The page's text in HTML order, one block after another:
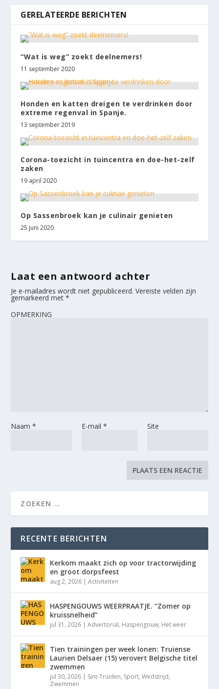
GERELATEERDE BERICHTEN
“Wat is weg” zoekt deelnemers!
11 september 2020
Honden en katten dreigen te verdrinken door
extreme regenval in Spanje.
13 september 2019
Corona-toezicht in tuincentra en doe-het-zelf
zaken
19 april 2020
Op Sassenbroek kan je culinair genieten
25 juni 2020
Laat een antwoord achter
Je e-mailadres wordt niet gepubliceerd. Vereiste velden zijn
gemarkeerd met*
OPMERKING
Naam* E-mail * Site
RECENTE BERICHTEN
Kerkom maakt zich op voor tractorwijding
en groot dorpsfeest
aug 2, 2026 |Activiteiten
HASPENGOUWS WEERPRAATJE. “Zomer op
kruissnelheid”
jul 31, 2026 |Advertorial, Haspengouw, Het weer
Tien trainingen per week lonen: Truiense
Laurien Delsaer (15) verovert Belgische titel
zwemmen
jul 30, 2026 | Sint-Truiden, Sport,Wedstrijd,
Zwemmen